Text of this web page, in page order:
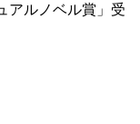
アルノベル賞」受